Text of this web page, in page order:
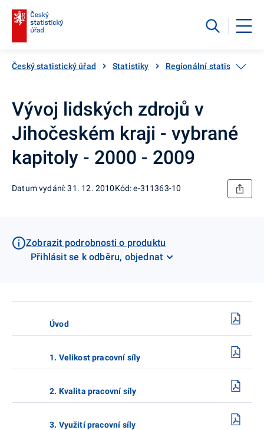
Český statistický úřad Statistiky Regionální statistiky
Vývoj lidských zdrojů v
Jihočeském kraji - vybrané
kapitoly - 2000 - 2009
Datum vydání: 31. 12. 2010Kód: e-311363-10
Zobrazit podrobnosti o produktu
Přihlásit se k odběru, objednat
Úvod
1. Velikost pracovní síly
2. Kvalita pracovní síly
3. Využití pracovní síly